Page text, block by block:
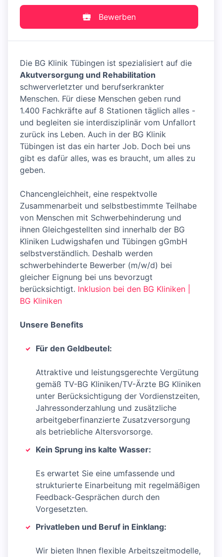
Bewerben
Die BG Klinik Tübingen ist spezialisiert auf die
Akutversorgung und Rehabilitation
schwerverletzter und berufserkrankter
Menschen. Für diese Menschen geben rund
1.400 Fachkräfte auf 8 Stationen täglich alles -
und begleiten sie interdisziplinär vom Unfallort
zurück ins Leben. Auch in der BG Klinik
Tübingen ist das ein harter Job. Doch bei uns
gibt es dafür alles, was es braucht, um alles zu
geben.
Chancengleichheit, eine respektvolle
Zusammenarbeit und selbstbestimmte Teilhabe
von Menschen mit Schwerbehinderung und
ihnen Gleichgestellten sind innerhalb der BG
Kliniken Ludwigshafen und Tübingen gGmbH
selbstverständlich. Deshalb werden
schwerbehinderte Bewerber (m/w/d) bei
gleicher Eignung bei uns bevorzugt
berücksichtigt. Inklusion bei den BG Kliniken |
BG Kliniken
Unsere Benefits
Für den Geldbeutel:
Attraktive und leistungsgerechte Vergütung
gemäß TV-BG Kliniken/TV-Ärzte BG Kliniken
unter Berücksichtigung der Vordienstzeiten,
Jahressonderzahlung und zusätzliche
arbeitgeberfinanzierte Zusatzversorgung
als betriebliche Altersvorsorge.
Kein Sprung ins kalte Wasser:
Es erwartet Sie eine umfassende und
strukturierte Einarbeitung mit regelmäßigen
Feedback-Gesprächen durch den
Vorgesetzten.
Privatleben und Beruf in Einklang:
Wir bieten Ihnen flexible Arbeitszeitmodelle,